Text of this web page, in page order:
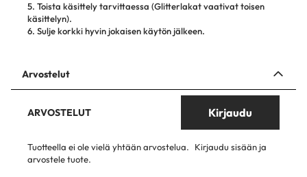
5. Toista käsittely tarvittaessa (Glitterlakat vaativat toisen
käsittelyn).
6. Sulje korkki hyvin jokaisen käytön jälkeen.
Arvostelut
ARVOSTELUT Kirjaudu
Tuotteella ei ole vielä yhtään arvostelua.
Kirjaudu sisään ja
arvostele tuote.